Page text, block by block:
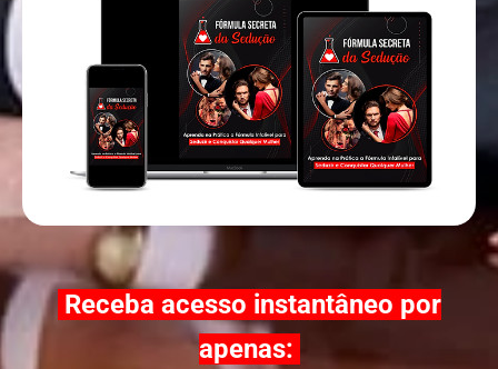
Receba acesso instantâneo por
apenas: